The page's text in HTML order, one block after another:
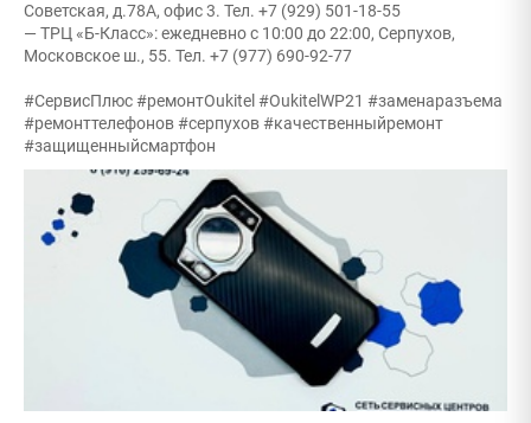
Советская, д.78А, офис 3. Тел. +7 (929) 501-18-55
— ТРЦ «Б-Класс»: ежедневно с 10:00 до 22:00, Серпухов,
Московское ш., 55. Тел. +7 (977) 690-92-77
#СервисПлюс #ремонтOukitel #OukitelWP21 #заменаразъема
#ремонттелефонов #серпухов #качественныйремонт
#защищенныйсмартфон